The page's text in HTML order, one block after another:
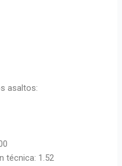
asaltos:
técnica: 1.52